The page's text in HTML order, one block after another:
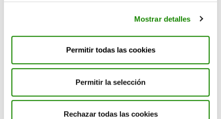
Mostrar detalles
Permitir todas las cookies
Permitir la selección
Rechazar todas las cookies
simple vista, pero no tengan evidencia en el registro fósil o
hayan constituido capas sedimentarias en la corteza
terrestre, hace que otra parte de la comunidad lo
considere como un concepto creado para entender estos
cambios y llamar la atención sobre ellos, más que como un
término homologado que haga clara referencia a un
cambio de época.